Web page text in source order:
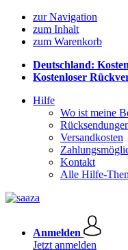
zur Navigation
zum Inhalt
zum Warenkorb
Deutschland:
Kostenloser
Hilfe
Wo ist meine
Versandkosten
Kontakt
Alle Hilfe-
Anmelden
Jetzt anmelden